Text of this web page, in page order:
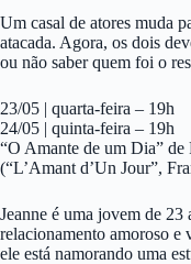
Um casal de atores muda
atacada. Agora, os dois
ou não saber quem foi o
23/05 | quarta-feira – 19h
24/05 | quinta-feira – 19h
“O Amante de um Dia” de
(“L’Amant d’Un Jour”,
Jeanne é uma jovem de 23
relacionamento amoroso e
ele está namorando uma